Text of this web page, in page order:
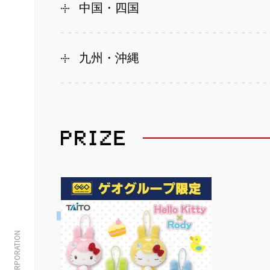
中国・四国
九州・沖縄